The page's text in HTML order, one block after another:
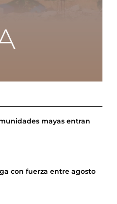
mayas entran
con fuerza entre agosto